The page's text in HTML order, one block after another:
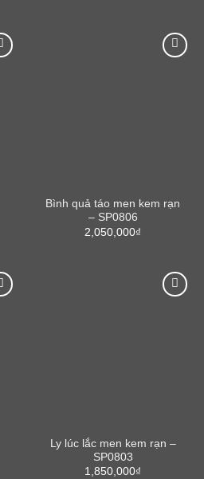
Bình quả táo men kem rạn
– SP0806
2,050,000₫
Ly lúc lắc men kem rạn –
SP0803
1,850,000₫